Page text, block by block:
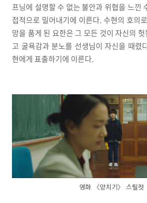
프닝에 설명할 수 없는 불안과 위협을 느낀
접적으로 밀어내기에 이른다. 수현의 호의
망을 품게 된 요한은 그 모든 것이 자신의
고 굴욕감과 분노를 선생님이 자신을 때렸
현에게 표출하기에 이른다.
영화 〈양치기〉 스틸컷